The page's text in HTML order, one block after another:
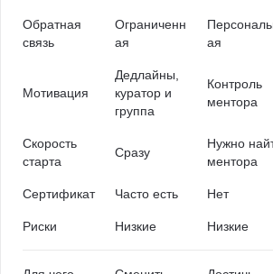
Обратная
связь
Ограниченн
ая
ая
Мотивация
Дедлайны,
куратор и
группа
Контроль
ментора
Скорость
старта
Сразу
Нужно
ментора
Сертификат Часто есть Нет
Риски Низкие Низкие